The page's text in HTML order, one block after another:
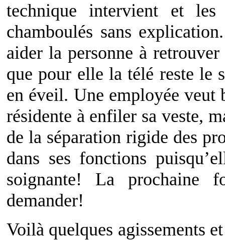
technique intervient et
chamboulés sans
aider la personne à
que pour elle la télé reste le
en éveil. Une employée veut
résidente à enfiler sa veste,
de la séparation rigide des
dans ses fonctions
soignante! La prochaine
demander!
Voilà quelques agissements